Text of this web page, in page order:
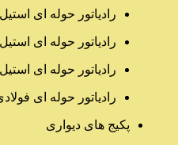
رادیاتور حوله ای
رادیاتور حوله ای
رادیاتور حوله ای
رادیاتور حوله ای
پکیج های دیواری